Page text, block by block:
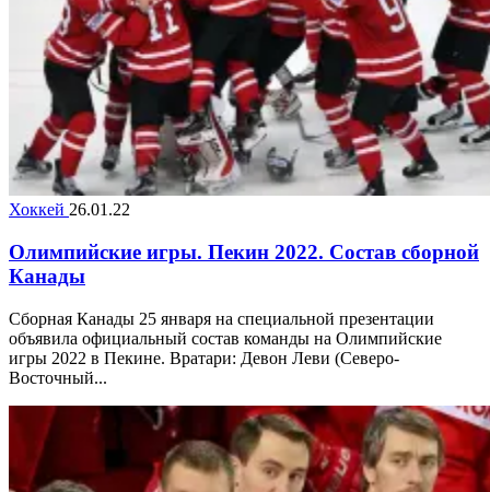
Хоккей 26.01.22
Олимпийские игры. Пекин 2022. Состав сборной
Канады
Сборная Канады 25 января на специальной презентации
объявила официальный состав команды на Олимпийские
игры 2022 в Пекине. Вратари: Девон Леви (Северо-
Восточный...